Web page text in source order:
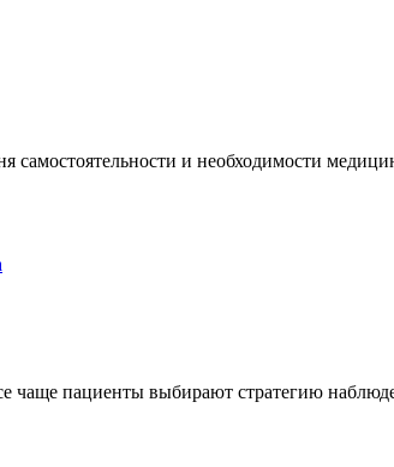
и необходимости
чаще пациенты выбирают стратегию